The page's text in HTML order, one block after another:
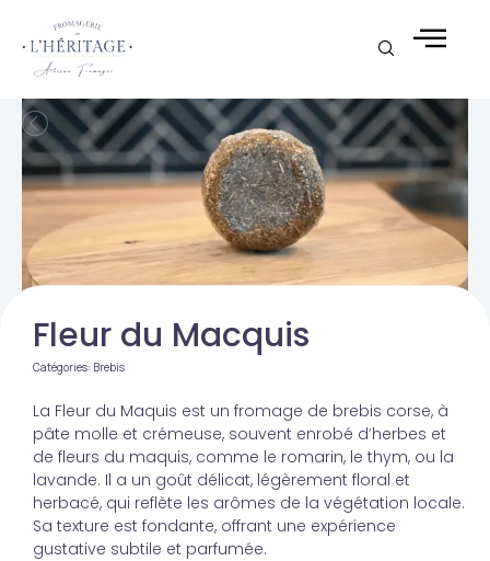
contenu
Fleur du Macquis
Catégories: Brebis
La Fleur du Maquis est un fromage de brebis corse, à
pâte molle et crémeuse, souvent enrobé d’herbes et
de fleurs du maquis, comme le romarin, le thym, ou la
lavande. Il a un goût délicat, légèrement floral et
herbacé, qui reflète les arômes de la végétation locale.
Sa texture est fondante, offrant une expérience
gustative subtile et parfumée.